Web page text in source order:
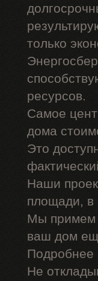
только
ресурсов.
Самое
дома
Это
Наши
площади, в
Мы примем
ваш дом
Подробнее
Не